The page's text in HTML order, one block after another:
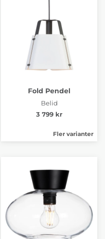
Fold Pendel
Belid
3 799 kr
Fler varianter